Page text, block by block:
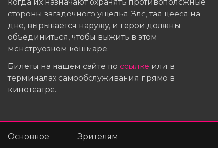
когда их назначают охранять противоположные
стороны загадочного ущелья. Зло, таящееся на
дне, вырывается наружу, и герои должны
объединиться, чтобы выжить в этом
монструозном кошмаре.
Билеты на нашем сайте по ссылке или в
терминалах самообслуживания прямо в
кинотеатре.
Основное Зрителям